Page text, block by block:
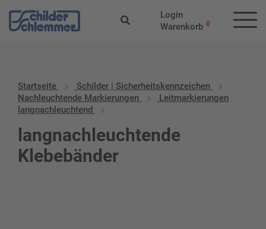
Login
Warenkorb 0
Startseite
Schilder | Sicherheitskennzeichen
Nachleuchtende Markierungen
Leitmarkierungen
langnachleuchtend
langnachleuchtende
Klebebänder